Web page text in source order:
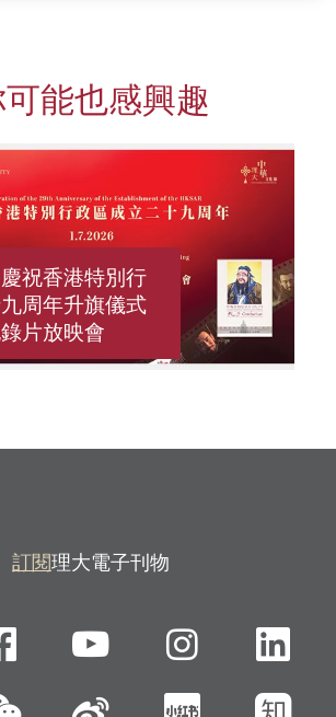
能也感興趣
祝香港特別行
周年升旗儀式
片放映會
訂閱理大電子刊物
FacebookYouTube
微信